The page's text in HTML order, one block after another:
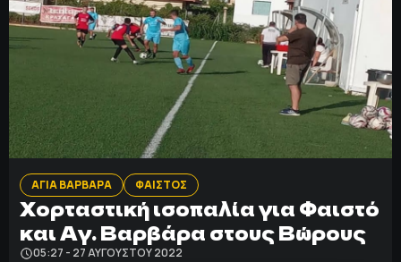
ΑΓΙΑ ΒΑΡΒΑΡΑ ΦΑΙΣΤΟΣ
Χορταστική ισοπαλία για Φαιστό
και Αγ. Βαρβάρα στους Βώρους
05:27 - 27 ΑΥΓΟΎΣΤΟΥ 2022